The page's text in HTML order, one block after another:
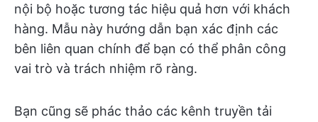
nội bộ hoặc tương tác hiệu quả hơn với khách
hàng. Mẫu này hướng dẫn bạn xác định các
bên liên quan chính để bạn có thể phân công
vai trò và trách nhiệm rõ ràng.
Bạn cũng sẽ phác thảo các kênh truyền tải